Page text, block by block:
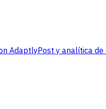
AdaptlyPost y analítica